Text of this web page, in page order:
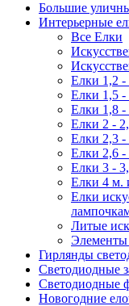
Большие
Интерьерные
Все Елки
Елки 1,2 -
Елки 1,5 -
Елки 1,8 -
Елки 2 -
Елки 2,3 -
Елки 2,6 -
Елки 3 -
Елки 4 м.
Елки
Литые
Элементы
Гирлянды
Светодиодные
Светодиодные
Новогодние